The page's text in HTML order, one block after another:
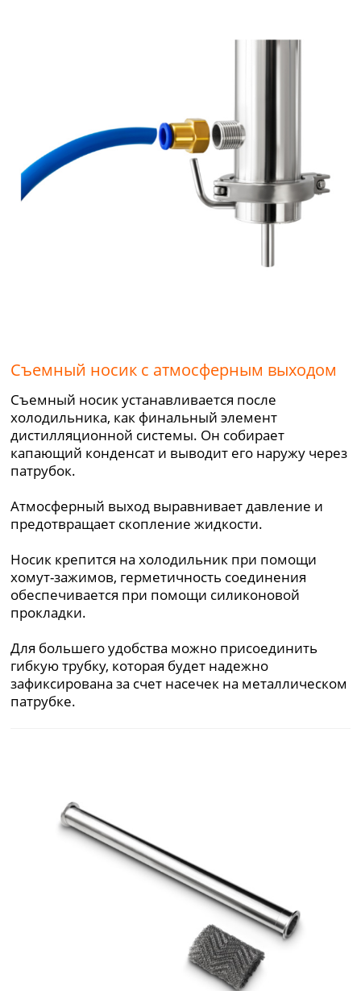
Съемный носик с атмосферным выходом
Съемный носик устанавливается после
холодильника, как финальный элемент
дистилляционной системы. Он собирает
капающий конденсат и выводит его наружу через
патрубок.
Атмосферный выход выравнивает давление и
предотвращает скопление жидкости.
Носик крепится на холодильник при помощи
хомут-зажимов, герметичность соединения
обеспечивается при помощи силиконовой
прокладки.
Для большего удобства можно присоединить
гибкую трубку, которая будет надежно
зафиксирована за счет насечек на металлическом
патрубке.